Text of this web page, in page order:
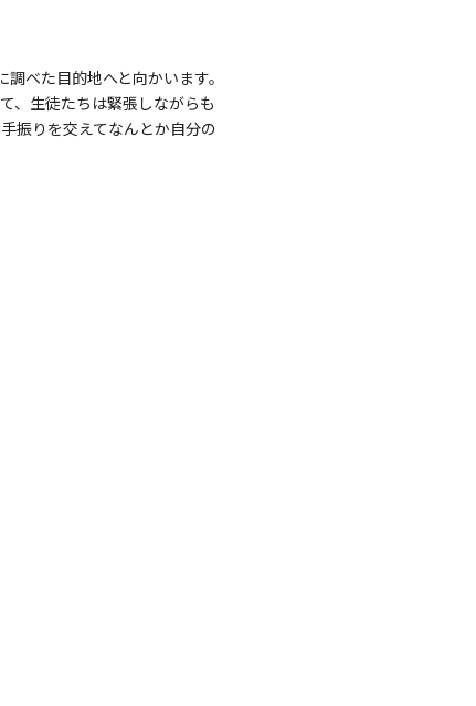
べた目的地へと向かいます。
、生徒たちは緊張しながらも
振りを交えてなんとか自分の